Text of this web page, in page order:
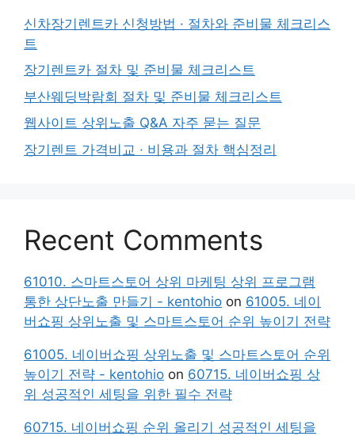
신차장기렌트카 신청방법 · 절차와 준비물 체크리스
트
장기렌트카 절차 및 준비물 체크리스트
부산웨딩박람회 절차 및 준비물 체크리스트
웹사이트 상위노출 Q&A 자주 묻는 질문
장기렌트 가격비교 · 비용과 절차 핵심정리
Recent Comments
61010. 스마트스토어 상위 마케팅 상위 프로그램
통한 상단노출 만들기 - kentohio on 61005. 네이
버쇼핑 상위노출 및 스마트스토어 순위 높이기 전략
61005. 네이버쇼핑 상위노출 및 스마트스토어 순위
높이기 전략 - kentohio on 60715. 네이버쇼핑 상
위 성공적인 세팅을 위한 필수 전략
60715. 네이버쇼핑 순위 올리기 성공적인 세팅을